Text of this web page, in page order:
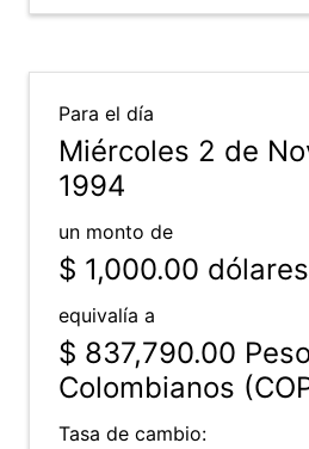
Para el día
Miércoles 2 de
1994
un monto de
$ 1,000.00
equivalía a
$ 837,790.00
Colombianos
Tasa de cambio: